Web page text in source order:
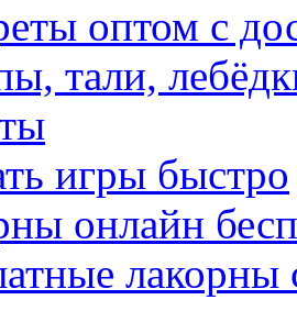
оптом с
тали,
игры быстро
онлайн
лакорны